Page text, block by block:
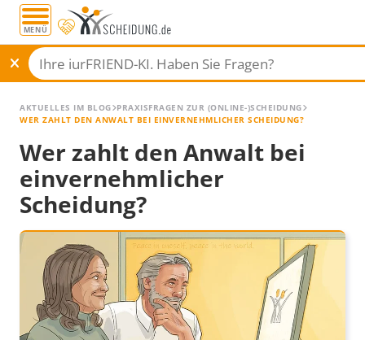
MENÜ
AKTUELLES IM BLOG PRAXISFRAGEN ZUR (ONLINE-)SCHEIDUNG
WER ZAHLT DEN ANWALT BEI EINVERNEHMLICHER SCHEIDUNG?
Wer zahlt den Anwalt bei
einvernehmlicher
Scheidung?